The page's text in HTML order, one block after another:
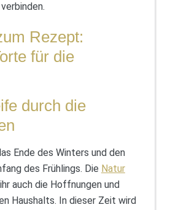
Rezept:
für die
durch die
Ende des Winters und den
des Frühlings. Die Natur
auch die Hoffnungen und
Haushalts. In dieser Zeit wird